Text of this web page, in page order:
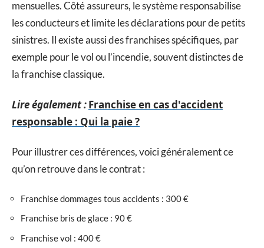
mensuelles. Côté assureurs, le système responsabilise
les conducteurs et limite les déclarations pour de petits
sinistres. Il existe aussi des franchises spécifiques, par
exemple pour le vol ou l’incendie, souvent distinctes de
la franchise classique.
Lire également :Franchise en cas d'accident
responsable : Qui la paie ?
Pour illustrer ces différences, voici généralement ce
qu’on retrouve dans le contrat :
Franchise dommages tous accidents : 300 €
Franchise bris de glace : 90 €
Franchise vol : 400 €